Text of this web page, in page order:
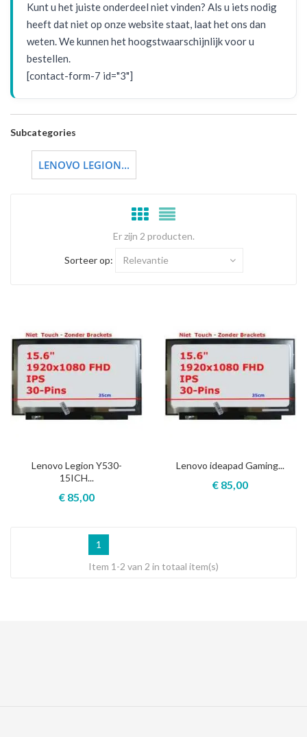
Kunt u het juiste onderdeel niet vinden? Als u iets nodig
heeft dat niet op onze website staat, laat het ons dan
weten. We kunnen het hoogstwaarschijnlijk voor u
bestellen.
[contact-form-7 id="3"]
Subcategories
LENOVO LEGION...
Er zijn 2 producten.
Sorteer op: Relevantie
Lenovo Legion Y530-
15ICH...
€ 85,00
Lenovo ideapad Gaming...
€ 85,00
1
Item 1-2 van 2 in totaal item(s)